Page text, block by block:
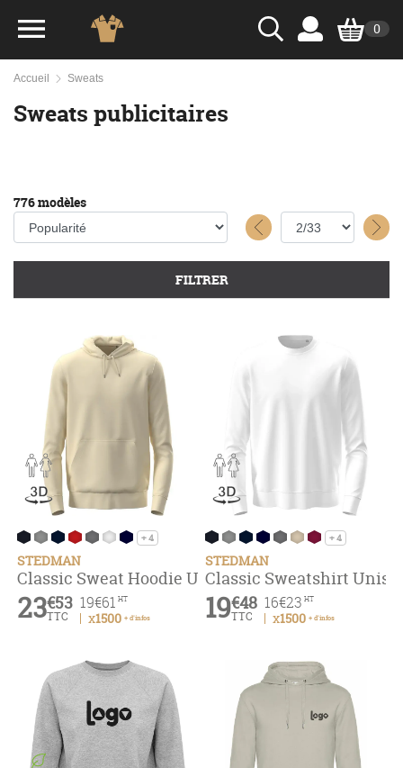
0
Accueil Sweats
Sweats publicitaires
776 modèles
FILTRER
+ 4
STEDMAN
Classic Sweat Hoodie Unisex
19€61 HT
x1500 + d'infos
23€53
TTC
+ 4
STEDMAN
Classic Sweatshirt
16€23 HT
x1500 + d'infos
19€48
TTC